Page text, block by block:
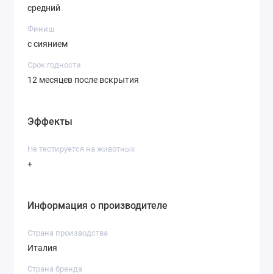
средний
Финиш
с сиянием
Срок годности
12 месяцев после вскрытия
Эффекты
Не тестируется на животных
+
Информация о производителе
Страна производства
Италия
Страна бренда